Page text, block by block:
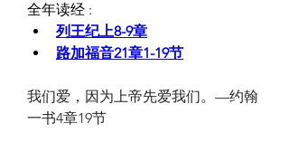
全年读经 :
列王纪上8-9章
路加福音21章1-19节
我们爱，因为上帝先爱我们。—约翰
一书4章19节